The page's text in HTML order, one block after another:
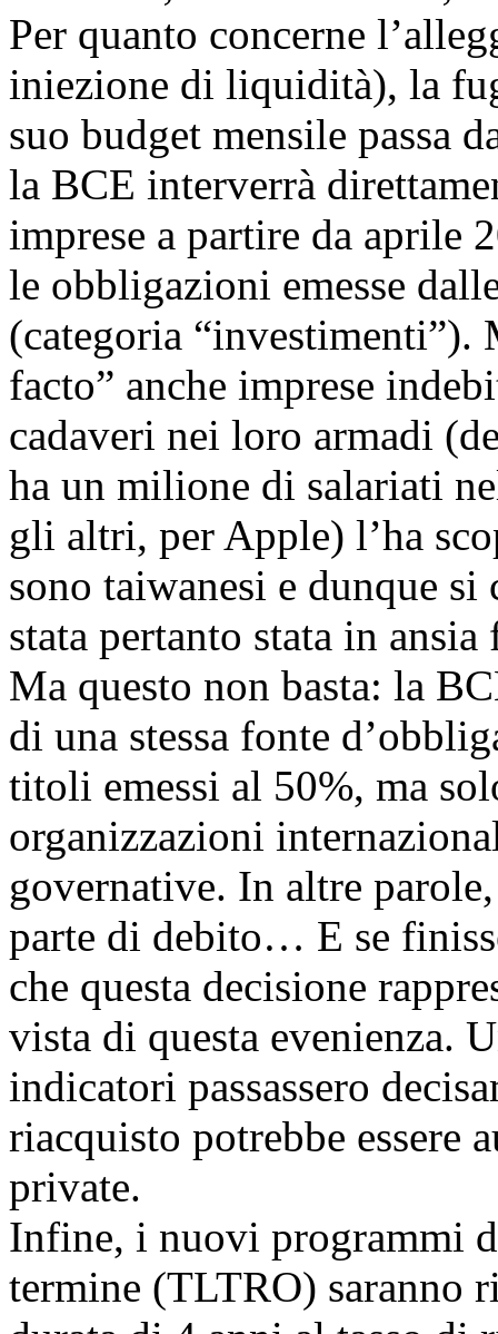
Per quanto concerne
iniezione di liquidità), la
suo budget mensile passa
la BCE interverrà
imprese a partire da aprile
le obbligazioni emesse
(categoria “investimenti”).
facto” anche imprese
cadaveri nei loro armadi
ha un milione di salariati
gli altri, per Apple) l’ha
sono taiwanesi e dunque
stata pertanto stata in
Ma questo non basta: la
di una stessa fonte
titoli emessi al 50%, ma
organizzazioni
governative. In altre
parte di debito… E se
che questa decisione
vista di questa evenienza.
indicatori passassero
riacquisto potrebbe essere
private.
Infine, i nuovi programmi
termine (TLTRO) saranno